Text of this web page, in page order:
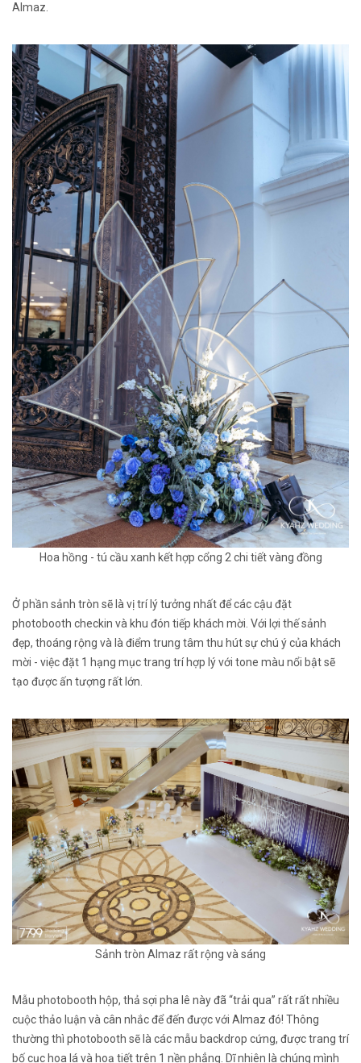
Almaz.
Hoa hồng - tú cầu xanh kết hợp cổng 2 chi tiết vàng đồng
Ở phần sảnh tròn sẽ là vị trí lý tưởng nhất để các cậu đặt
photobooth checkin và khu đón tiếp khách mời. Với lợi thế sảnh
đẹp, thoáng rộng và là điểm trung tâm thu hút sự chú ý của khách
mời - việc đặt 1 hạng mục trang trí hợp lý với tone màu nổi bật sẽ
tạo được ấn tượng rất lớn.
Sảnh tròn Almaz rất rộng và sáng
Mẫu photobooth hộp, thả sợi pha lê này đã “trải qua” rất rất nhiều
cuộc thảo luận và cân nhắc để đến được với Almaz đó! Thông
thường thì photobooth sẽ là các mẫu backdrop cứng, được trang trí
bố cục hoa lá và hoạ tiết trên 1 nền phẳng. Dĩ nhiên là chúng mình